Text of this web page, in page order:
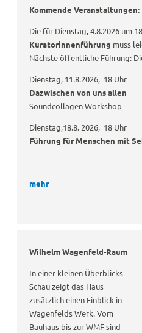
Kommende Veranstaltungen:
Die für Dienstag, 4.8.2026 um
Kuratorinnenführung muss
Nächste öffentliche Führung:
Dienstag, 11.8.2026, 18 Uhr
Dazwischen von uns allen
Soundcollagen Workshop
Dienstag,18.8. 2026, 18 Uhr
Führung für Menschen mit
mehr
Wilhelm Wagenfeld-Raum
In einer kleinen Überblicks-
Schau zeigt das Haus
zusätzlich einen Einblick in
Wagenfelds Werk. Vom
Bauhaus bis zur WMF sind